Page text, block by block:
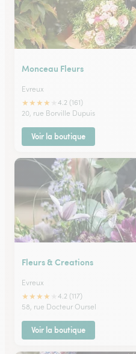
Monceau Fleurs
Evreux
★★★★
4.2 (161)
20, rue Borville Dupuis
Voir la boutique
Fleurs & Creations
Evreux
★★★★
4.2 (117)
58, rue Docteur Oursel
Voir la boutique